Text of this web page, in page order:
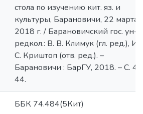
стола по изучению кит. яз. и
культуры, Барановичи, 22 марта
2018 г. / Барановичский гос. ун-т
редкол.: В. В. Климук (гл. ред.), И.
С. Криштоп (отв. ред.). –
Барановичи : БарГУ, 2018. – С.
44.
ББК 74.484(5Кит)